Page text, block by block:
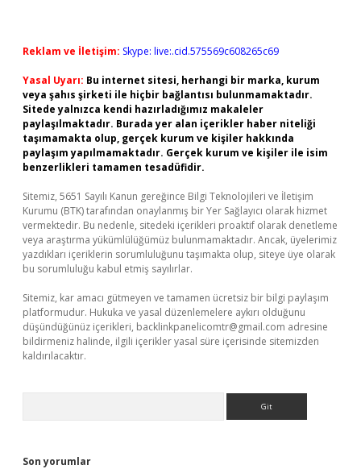
Reklam ve İletişim: Skype: live:.cid.575569c608265c69
Yasal Uyarı: Bu internet sitesi, herhangi bir marka, kurum
veya şahıs şirketi ile hiçbir bağlantısı bulunmamaktadır.
Sitede yalnızca kendi hazırladığımız makaleler
paylaşılmaktadır. Burada yer alan içerikler haber niteliği
taşımamakta olup, gerçek kurum ve kişiler hakkında
paylaşım yapılmamaktadır. Gerçek kurum ve kişiler ile isim
benzerlikleri tamamen tesadüfidir.
Sitemiz, 5651 Sayılı Kanun gereğince Bilgi Teknolojileri ve İletişim
Kurumu (BTK) tarafından onaylanmış bir Yer Sağlayıcı olarak hizmet
vermektedir. Bu nedenle, sitedeki içerikleri proaktif olarak denetleme
veya araştırma yükümlülüğümüz bulunmamaktadır. Ancak, üyelerimiz
yazdıkları içeriklerin sorumluluğunu taşımakta olup, siteye üye olarak
bu sorumluluğu kabul etmiş sayılırlar.
Sitemiz, kar amacı gütmeyen ve tamamen ücretsiz bir bilgi paylaşım
platformudur. Hukuka ve yasal düzenlemelere aykırı olduğunu
düşündüğünüz içerikleri, backlinkpanelicomtr@gmail.com adresine
bildirmeniz halinde, ilgili içerikler yasal süre içerisinde sitemizden
kaldırılacaktır.
Son yorumlar